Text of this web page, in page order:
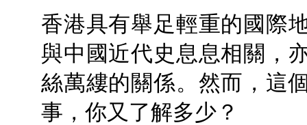
香港具有舉足輕重的國際
與中國近代史息息相關，
絲萬縷的關係。然而，這
事，你又了解多少？